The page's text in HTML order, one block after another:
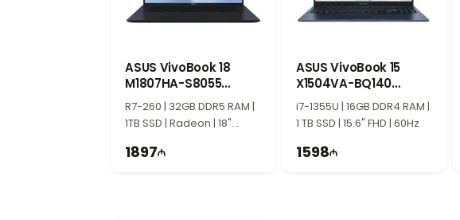
Intel Iris Xe qrafikası gündəlik multimedia, ofis işləri və
16.0" WUXGA ekran ilə geniş iş sahəsi
16 düymlük WUXGA ekran daha geniş iş sahəsi və
multimedia istifadəsi üçün rahatdır.
Kimlər üçün uyğundur?
ASUS VivoBook 16 tələbələr, ofis işçiləri və güclü
ASUS VivoBook 18
M1807HA-S8055
90NB15P1-M002R0
R7-260 | 32GB DDR5 RAM |
1TB SSD | Radeon | 18"
1897
ASUS VivoBook 15
X1504VA-BQ140
90NB10J1-M04U10
i7-1355U | 16GB DDR4 RAM |
1 TB SSD | 15.6" FHD | 60Hz
1598